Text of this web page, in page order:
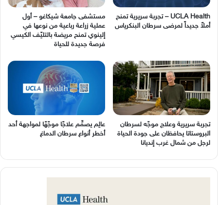
UCLA Health – تجربة سريرية تمنح
أملاً جديداً لمرضى سرطان البنكرياس
مستشفى جامعة شيكاغو – أول
عملية زراعة رباعية من نوعها في
إلينوي تمنح مريضة بالتليّف الكيسي
فرصة جديدة للحياة
تجربة سريرية وعلاج موجّه لسرطان
البروستاتا يحافظان على جودة الحياة
لرجل من شمال غرب إنديانا
عالِم يصمِّم علاجًا موجّهًا لمواجهة أحد
أخطر أنواع سرطان الدماغ